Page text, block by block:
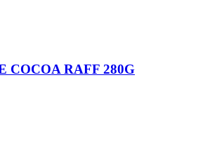
COCOA RAFF 280G